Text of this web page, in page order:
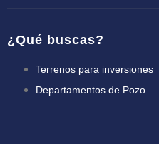
¿Qué buscas?
Terrenos para inversiones
Departamentos de Pozo